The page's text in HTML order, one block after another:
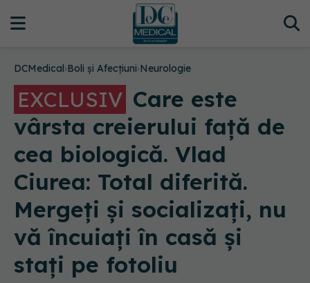
DCMedical›Boli și Afecțiuni›Neurologie
EXCLUSIV Care este
vârsta creierului față de
cea biologică. Vlad
Ciurea: Total diferită.
Mergeți și socializați, nu
vă încuiați în casă și
stați pe fotoliu